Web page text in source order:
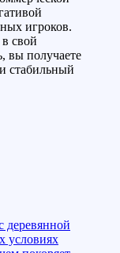
игроков.
свой
вы получаете
стабильный
деревянной
условиях